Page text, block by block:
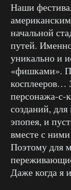
Наши
начальной
путей.
уникально и
«фишками».
косплееров…
персонажа-с-
созданий,
эпопея, и
вместе с
Поэтому для
Даже когда я